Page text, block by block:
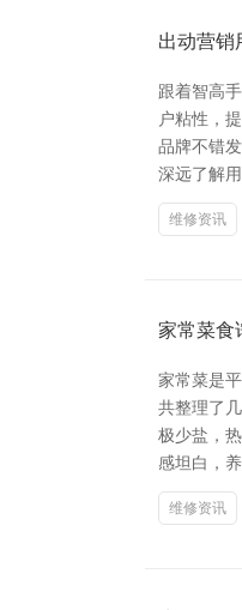
出动营销
跟着智高
户粘性，
品牌不错
深远了解
维修资讯
家常菜食
家常菜是
共整理了
极少盐，
感坦白，
维修资讯